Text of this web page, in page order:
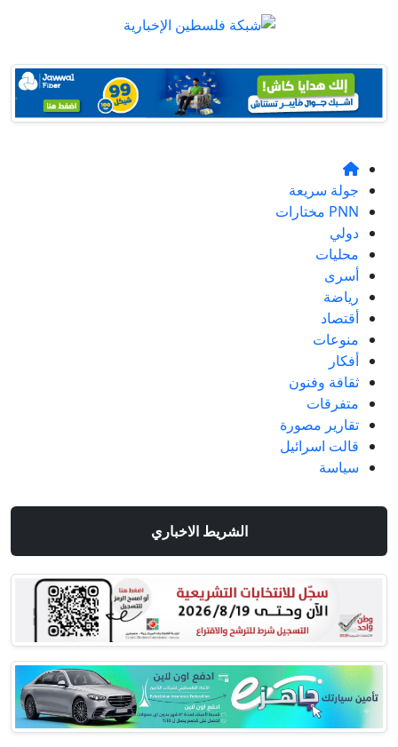
جولة سريعة
PNN مختارات
دولي
محليات
أسرى
رياضة
أقتصاد
منوعات
أفكار
ثقافة وفنون
متفرقات
تقارير مصورة
قالت اسرائيل
سياسة
الشريط الاخباري